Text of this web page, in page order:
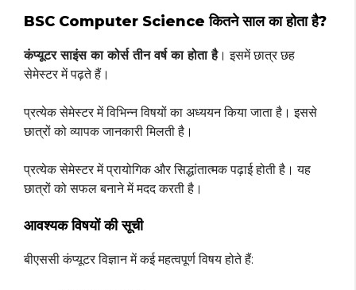
BSC Computer Science कितने साल का होता है?
कंप्यूटर साइंस का कोर्स तीन वर्ष का होता है। इसमें छात्र छह
सेमेस्टर में पढ़ते हैं।
प्रत्येक सेमेस्टर में विभिन्न विषयों का अध्ययन किया जाता है। इससे
छात्रों को व्यापक जानकारी मिलती है।
प्रत्येक सेमेस्टर में प्रायोगिक और सिद्धांतात्मक पढ़ाई होती है। यह
छात्रों को सफल बनाने में मदद करती है।
आवश्यक विषयों की सूची
बीएससी कंप्यूटर विज्ञान में कई महत्वपूर्ण विषय होते हैं: